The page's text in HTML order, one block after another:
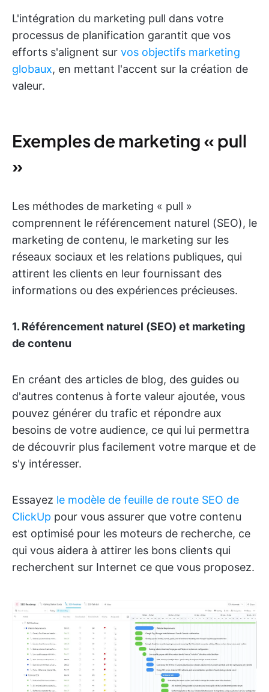
L'intégration du marketing pull dans votre
processus de planification garantit que vos
efforts s'alignent sur vos objectifs marketing
globaux, en mettant l'accent sur la création de
valeur.
Exemples de marketing « pull
»
Les méthodes de marketing « pull »
comprennent le référencement naturel (SEO), le
marketing de contenu, le marketing sur les
réseaux sociaux et les relations publiques, qui
attirent les clients en leur fournissant des
informations ou des expériences précieuses.
1. Référencement naturel (SEO) et marketing
de contenu
En créant des articles de blog, des guides ou
d'autres contenus à forte valeur ajoutée, vous
pouvez générer du trafic et répondre aux
besoins de votre audience, ce qui lui permettra
de découvrir plus facilement votre marque et de
s'y intéresser.
Essayez le modèle de feuille de route SEO de
ClickUp pour vous assurer que votre contenu
est optimisé pour les moteurs de recherche, ce
qui vous aidera à attirer les bons clients qui
recherchent sur Internet ce que vous proposez.